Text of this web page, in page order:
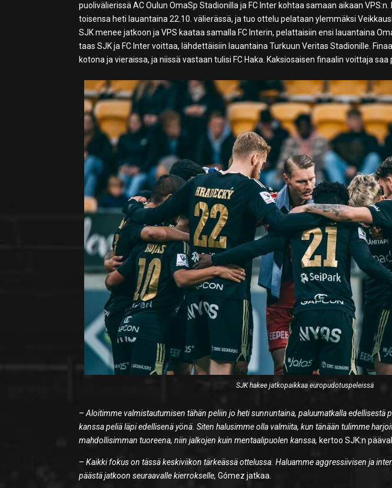
puolivälierissä AC Oulun OmaSp Stadionilla ja FC Inter kohtaa samaan aikaan
toisensa heti lauantaina 22.10. välierässä, ja tuo ottelu pelataan ylemmäksi
SJK menee jatkoon ja VPS kaataa samalla FC Interin, pelattaisiin ensi lauantaina
taas SJK ja FC Inter voittaa, lähdettäisiin lauantaina Turkuun Veritas Stadionille.
kotona ja vieraissa, ja niissä vastaan tulisi FC Haka. Kaksiosaisen finaalin voittaja
SJK hakee jatkopaikkaa europudotuspeleissä
–Aloitimme valmistautumisen tähän peliin jo heti sunnuntaina, paluumatkalla edellisestä
kanssa peliä läpi edellisenä yönä. Siten halusimme olla valmiita, kun tänään tulimme
mahdollisimman tuoreena, niin jalkojen kuin mentaalipuolen kanssa, kertoo SJK:n
–Kaikki fokus on tässä keskiviikon tärkeässä ottelussa. Haluamme aggressiivisen ja
päästä jatkoon seuraavalle kierrokselle, Gómez jatkaa.